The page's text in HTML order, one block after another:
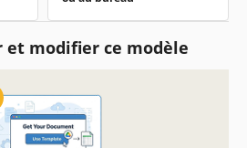
modifier ce modèle